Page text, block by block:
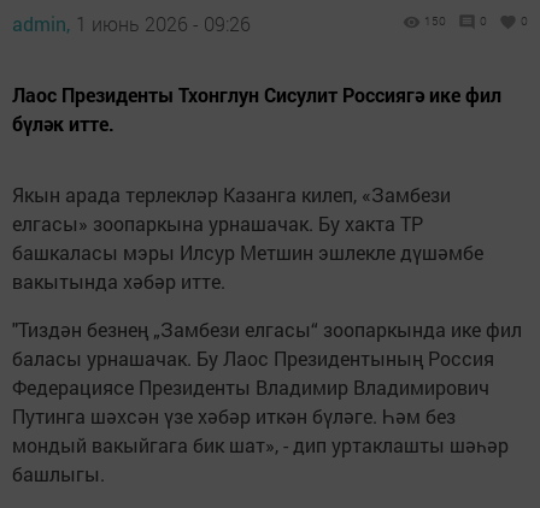
admin, 1 июнь 2026 - 09:26 150 0 0
Лаос Президенты Тхонглун Сисулит Россиягә ике фил
бүләк итте.
Якын арада терлекләр Казанга килеп, «Замбези
елгасы» зоопаркына урнашачак. Бу хакта ТР
башкаласы мэры Илсур Метшин эшлекле дүшәмбе
вакытында хәбәр итте.
"Тиздән безнең „Замбези елгасы“ зоопаркында ике фил
баласы урнашачак. Бу Лаос Президентының Россия
Федерациясе Президенты Владимир Владимирович
Путинга шәхсән үзе хәбәр иткән бүләге. Һәм без
мондый вакыйгага бик шат», - дип уртаклашты шәһәр
башлыгы.